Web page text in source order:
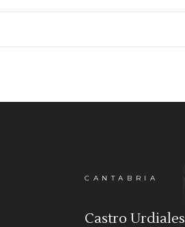
CANTABRIA
Castro Urdiales